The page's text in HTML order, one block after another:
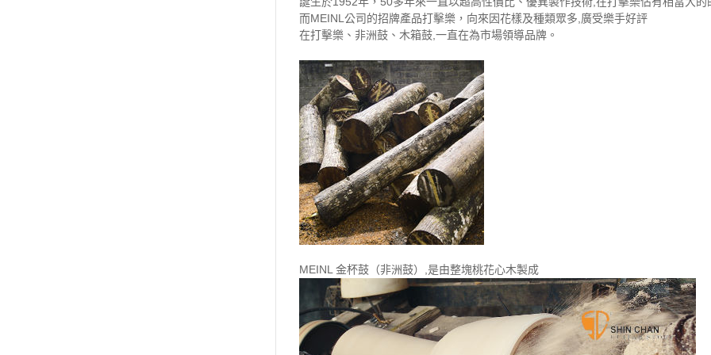
而MEINL公司的招牌產品打擊樂，向來因花樣及種類眾多,廣受樂手好評
在打擊樂、非洲鼓、木箱鼓,一直在為市場領導品牌。
MEINL 金杯鼓（非洲鼓）,是由整塊桃花心木製成